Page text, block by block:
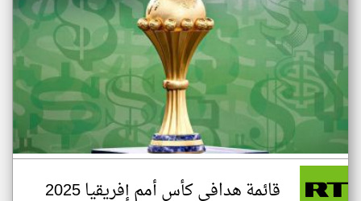
قائمة هدافي كأس أمم إفريقيا 2025